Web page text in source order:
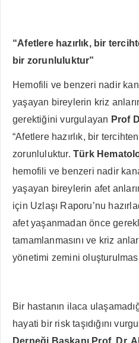
“Afetlere hazırlık, bir
bir zorunluluktur”
Hemofili ve benzeri nadir
yaşayan bireylerin kriz
gerektiğini vurgulayan Prof
“Afetlere hazırlık, bir
zorunluluktur. Türk
hemofili ve benzeri nadir
yaşayan bireylerin afet
için Uzlaşı Raporu’nu
afet yaşanmadan önce gerekli
tamamlanmasını ve kriz
yönetimi zemini
Bir hastanın ilaca
hayati bir risk taşıdığını
Derneği Başkanı Prof. Dr.